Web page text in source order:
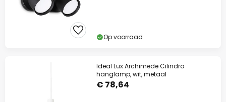
Op voorraad
Ideal Lux Archimede Cilindro
hanglamp, wit, metaal
€ 78,64